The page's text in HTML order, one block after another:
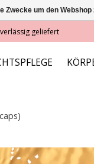
geliefert
Items
Zwecke um den